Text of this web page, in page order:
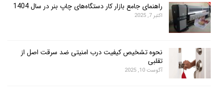
راهنمای جامع بازار کار دستگاه‌های چاپ بنر در سال 1404
اکتبر 7, 2025
نحوه تشخیص کیفیت درب امنیتی ضد سرقت اصل از
تقلبی
آگوست 10, 2025